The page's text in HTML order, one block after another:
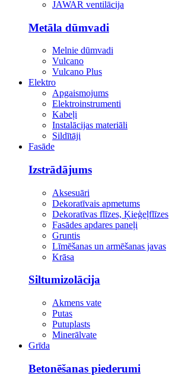
JAWAR ventilācija
Metāla dūmvadi
Melnie dūmvadi
Vulcano
Vulcano Plus
Elektro
Apgaismojums
Elektroinstrumenti
Kabeļi
Instalācijas materiāli
Sildītāji
Fasāde
Izstrādājums
Aksesuāri
Dekoratīvais apmetums
Dekoratīvas flīzes, Ķieģeļflīzes
Fasādes apdares paneļi
Gruntis
Līmēšanas un armēšanas javas
Krāsa
Siltumizolācija
Akmens vate
Putas
Putuplasts
Minerālvate
Grīda
Betonēšanas piederumi